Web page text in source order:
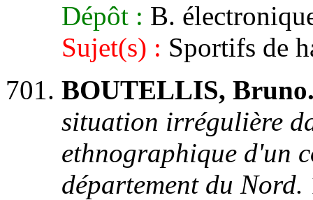
Dépôt : B.
Sujet(s) : Sportifs de
BOUTELLIS,
situation irrégulière
ethnographique d'un
département du Nord.